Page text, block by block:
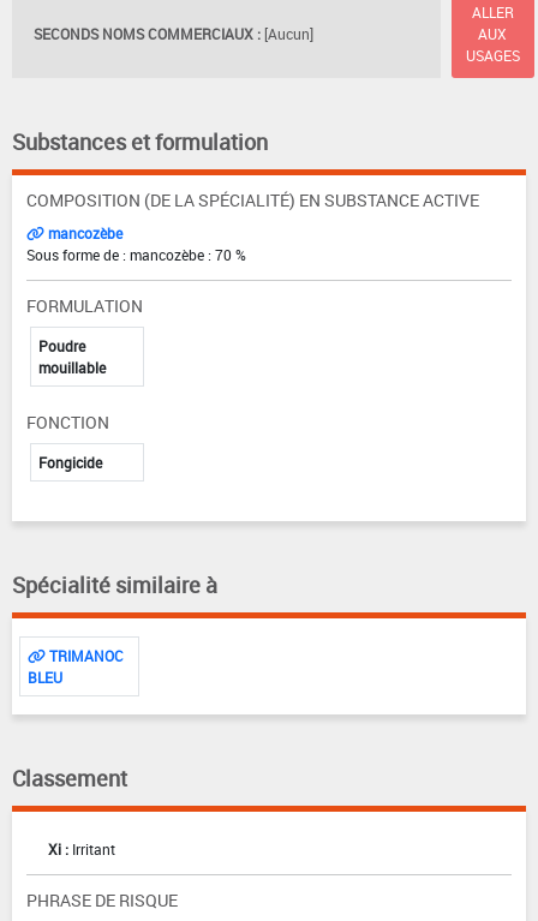
SECONDS NOMS COMMERCIAUX : [Aucun]
ALLER
AUX
USAGES
Substances et formulation
COMPOSITION (DE LA SPÉCIALITÉ) EN SUBSTANCE ACTIVE
mancozèbe
Sous forme de : mancozèbe : 70 %
FORMULATION
Poudre
mouillable
FONCTION
Fongicide
Spécialité similaire à
TRIMANOC
BLEU
Classement
Xi : Irritant
PHRASE DE RISQUE